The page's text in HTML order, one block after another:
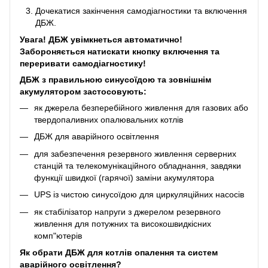
Дочекатися закінчення самодіагностики та включення
ДБЖ.
Увага! ДБЖ увімкнеться автоматично!
Забороняється натискати кнопку включення та
переривати самодіагностику!
ДБЖ з правильною синусоїдою та зовнішнім
акумулятором застосовують:
як джерела безперебійного живлення для газових або
твердопаливних опалювальних котлів
ДБЖ для аварійного освітлення
для забезпечення резервного живлення серверних
станцій та телекомунікаційного обладнання, завдяки
функції швидкої (гарячої) заміни акумулятора
UPS із чистою синусоїдою для циркуляційних насосів
як стабілізатор напруги з джерелом резервного
живлення для потужних та високошвидкісних
комп"ютерів
Як обрати ДБЖ для котлів опалення та систем
аварійного освітлення?